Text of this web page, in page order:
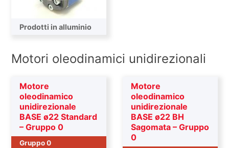
Prodotti in alluminio
Motori oleodinamici unidirezionali
Motore
oleodinamico
unidirezionale
BASE ø22 Standard
– Gruppo 0
Gruppo 0
Motore
oleodinamico
unidirezionale
BASE ø22 BH
Sagomata – Gruppo
0